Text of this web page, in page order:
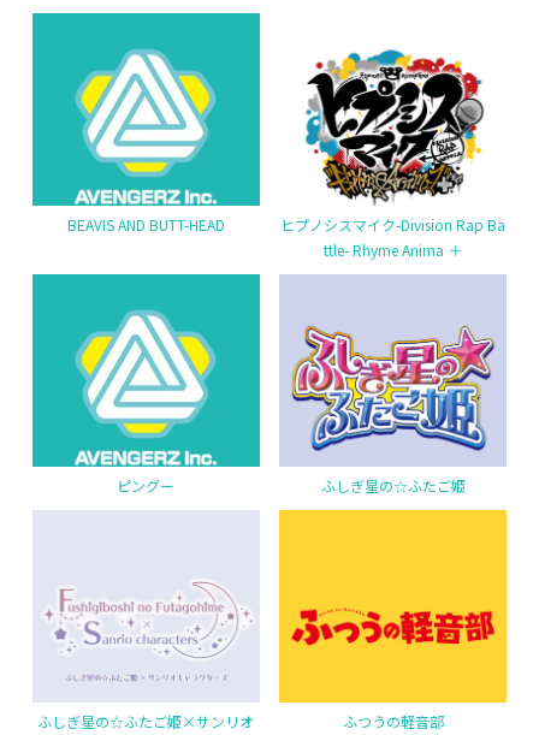
BEAVIS AND BUTT-HEAD
ヒプノシスマイク-Division Rap Ba
ttle- Rhyme Anima ＋
ピングー ふしぎ星の☆ふたご姫
ふしぎ星の☆ふたご姫×サンリオ
ふつうの軽音部